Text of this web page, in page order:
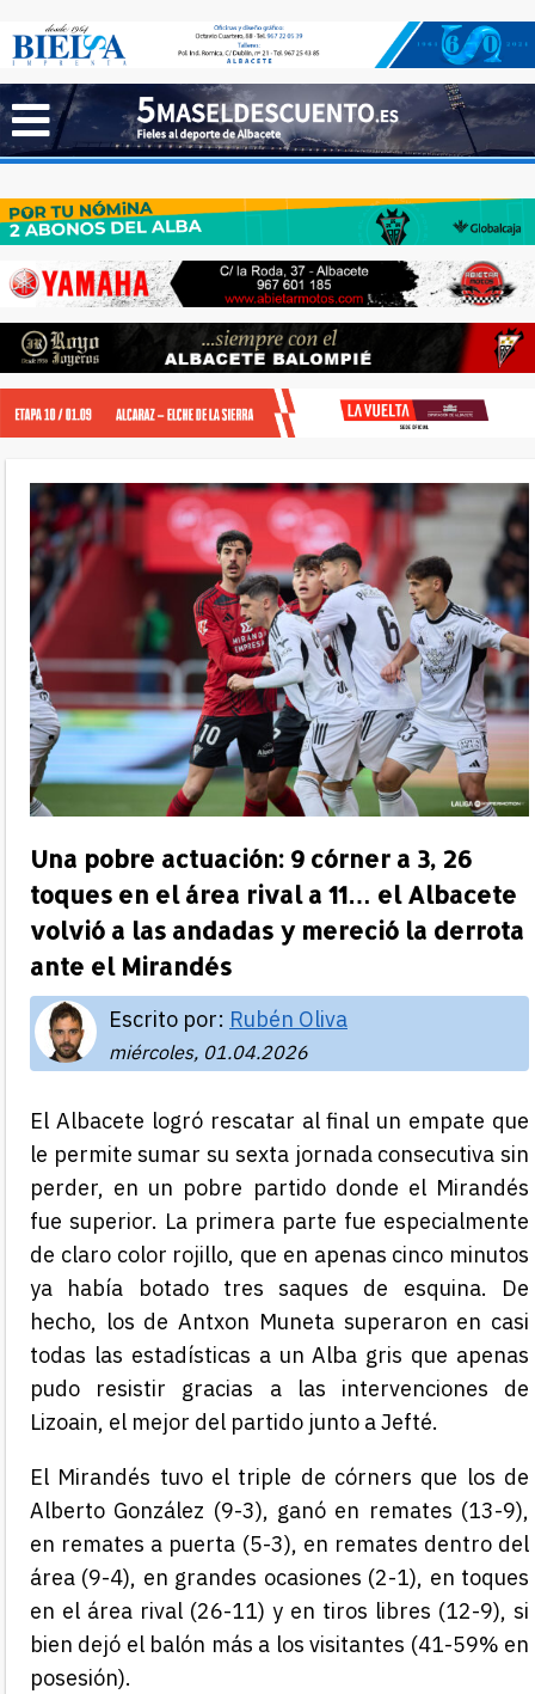
Una pobre actuación: 9 córner a 3, 26
toques en el área rival a 11… el Albacete
volvió a las andadas y mereció la derrota
ante el Mirandés
Escrito por: Rubén Oliva
miércoles, 01.04.2026
El Albacete logró rescatar al final un empate que
le permite sumar su sexta jornada consecutiva sin
perder, en un pobre partido donde el Mirandés
fue superior. La primera parte fue especialmente
de claro color rojillo, que en apenas cinco minutos
ya había botado tres saques de esquina. De
hecho, los de Antxon Muneta superaron en casi
todas las estadísticas a un Alba gris que apenas
pudo resistir gracias a las intervenciones de
Lizoain, el mejor del partido junto a Jefté.
El Mirandés tuvo el triple de córners que los de
Alberto González (9-3), ganó en remates (13-9),
en remates a puerta (5-3), en remates dentro del
área (9-4), en grandes ocasiones (2-1), en toques
en el área rival (26-11) y en tiros libres (12-9), si
bien dejó el balón más a los visitantes (41-59% en
posesión).